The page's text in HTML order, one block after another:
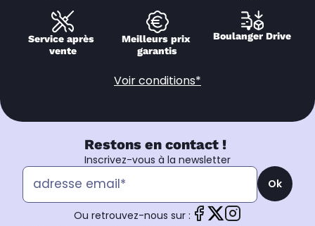
Service après
vente
Meilleurs prix
garantis
Boulanger Drive
Voir conditions*
Restons en contact !
Inscrivez-vous à la newsletter
Ok
Ou retrouvez-nous sur :